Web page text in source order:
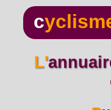
c
L'annuaire du dopage par